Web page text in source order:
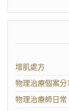
增肌處方
物理治療個案分
物理治療師日常